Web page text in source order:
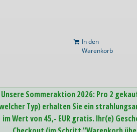
In den
Warenkorb
Unsere Sommeraktion 2026: Pro 2
Typ) erhalten Sie ein
im Wert von 45,- EUR gratis. Ihr(e)